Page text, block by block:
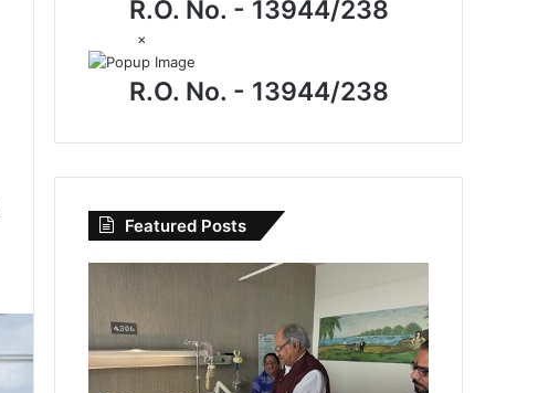
R.O. No. - 13944/238
×
R.O. No. - 13944/238
Featured Posts
मेदांता
अस्पताल
पहुंचे